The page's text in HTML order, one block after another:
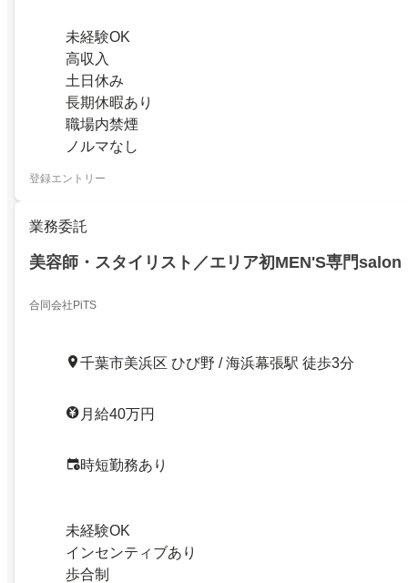
未経験OK
高収入
土日休み
長期休暇あり
職場内禁煙
ノルマなし
登録エントリー
業務委託
美容師・スタイリスト／エリア初MEN'S専門salon
合同会社PiTS
千葉市美浜区 ひび野 / 海浜幕張駅 徒歩3分
月給40万円
時短勤務あり
未経験OK
インセンティブあり
歩合制